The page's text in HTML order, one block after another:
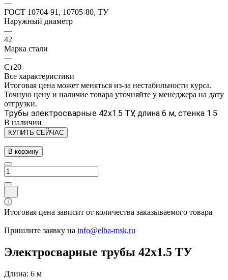
—
ГОСТ 10704-91, 10705-80, ТУ
Наружный диаметр
—
42
Марка стали
—
Ст20
Все характеристики
Итоговая цена может меняться из-за нестабильности курса.
Точную цену и наличие товара уточняйте у менеджера на дату
отгрузки.
Трубы электросварные 42х1.5 ТУ, длина 6 м, стенка 1.5
В наличии
КУПИТЬ СЕЙЧАС
В корзину
Итоговая цена зависит от количества заказываемого товара
Пришлите заявку на info@elba-msk.ru
Электросварные трубы 42х1.5 ТУ
Длина: 6 м